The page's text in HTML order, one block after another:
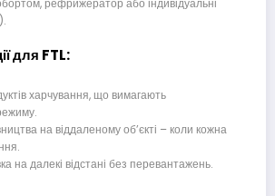
рефрижератор або індивідуальні
для FTL:
харчування, що вимагають
на віддаленому об’єкті – коли кожна
на далекі відстані без перевантажень.